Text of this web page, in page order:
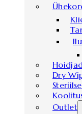
Dry
Outlet